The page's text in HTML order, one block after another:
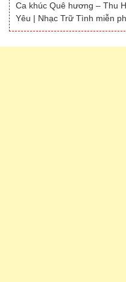
Ca khúc Quê hương – Thu
Yêu | Nhạc Trữ Tình miễn